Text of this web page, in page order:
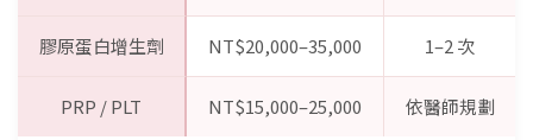
膠原蛋白增生劑 NT$20,000–35,000 1–2 次
PRP / PLT NT$15,000–25,000 依醫師規劃